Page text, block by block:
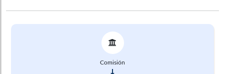
Comisión